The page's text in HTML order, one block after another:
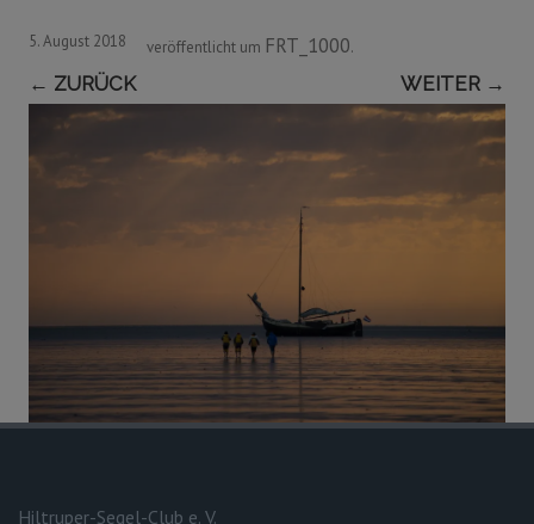
veröffentlicht
5. August 2018 um FRT_1000.
← ZURÜCK WEITER →
Hiltruper-Segel-Club e. V.